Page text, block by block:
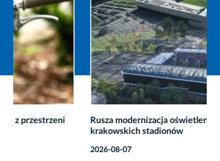
Rusza modernizacja oświetlenia dwóch
krakowskich stadionów